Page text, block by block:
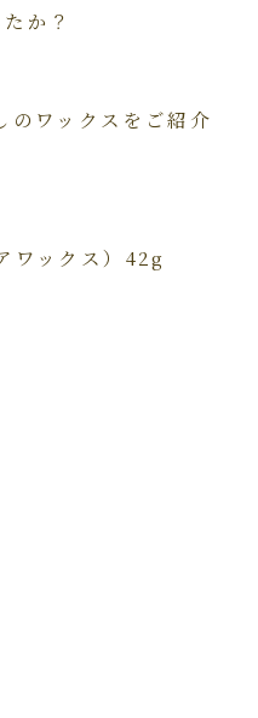
か？
のワックスをご紹介
アワックス）42g